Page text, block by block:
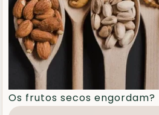
Os frutos secos engordam?